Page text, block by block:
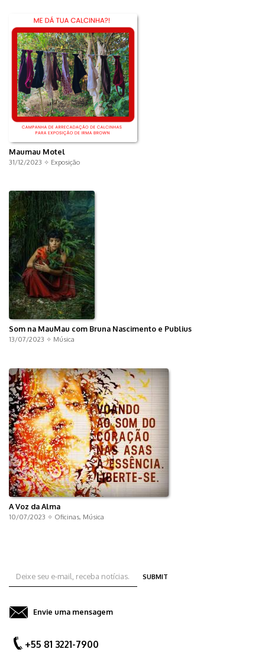
Maumau Motel
31/12/2023 ✧ Exposição
Som na MauMau com Bruna Nascimento e Publius
13/07/2023 ✧ Música
A Voz da Alma
10/07/2023 ✧ Oficinas, Música
SUBMIT
Envie uma mensagem
+55 81 3221-7900